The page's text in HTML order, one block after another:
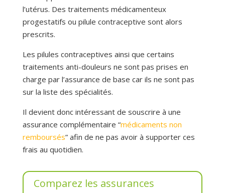
l’utérus. Des traitements médicamenteux
progestatifs ou pilule contraceptive sont alors
prescrits.
Les pilules contraceptives ainsi que certains
traitements anti-douleurs ne sont pas prises en
charge par l’assurance de base car ils ne sont pas
sur la liste des spécialités.
Il devient donc intéressant de souscrire à une
assurance complémentaire “médicaments non
remboursés” afin de ne pas avoir à supporter ces
frais au quotidien.
Comparez les assurances